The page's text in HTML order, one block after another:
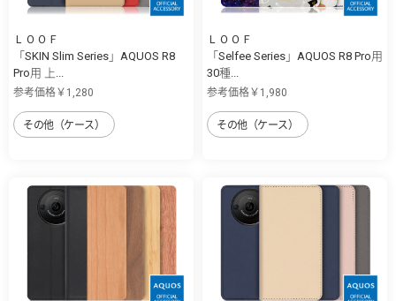
ＬＯＯＦ
「SKIN Slim Series」AQUOS R8
Pro用 上...
参考価格￥1,280
その他（ケース）
ＬＯＯＦ
「Selfee Series」AQUOS R8 Pro用
30種...
参考価格￥1,980
その他（ケース）